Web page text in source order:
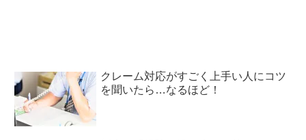
クレーム対応がすごく上手い人にコツ
を聞いたら…なるほど！